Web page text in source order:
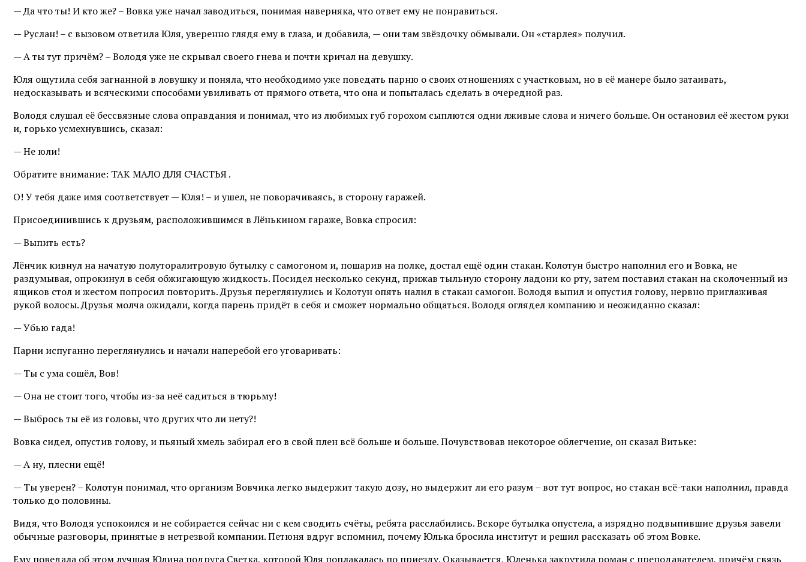
— Да что ты! И кто же? – Вовка уже начал заводиться, понимая наверняка, что ответ ему не понравиться.
— Руслан! – с вызовом ответила Юля, уверенно глядя ему в глаза, и добавила, — они там звёздочку обмывали. Он «старлея» получил.
— А ты тут причём? – Володя уже не скрывал своего гнева и почти кричал на девушку.
Юля ощутила себя загнанной в ловушку и поняла, что необходимо уже поведать парню о своих отношениях с участковым, но в её манере было затаивать,
недосказывать и всяческими способами увиливать от прямого ответа, что она и попыталась сделать в очередной раз.
Володя слушал её бессвязные слова оправдания и понимал, что из любимых губ горохом сыплются одни лживые слова и ничего больше. Он остановил её жестом руки
и, горько усмехнувшись, сказал:
— Не юли!
Обратите внимание: ТАК МАЛО ДЛЯ СЧАСТЬЯ .
О! У тебя даже имя соответствует — Юля! – и ушел, не поворачиваясь, в сторону гаражей.
Присоединившись к друзьям, расположившимся в Лёнькином гараже, Вовка спросил:
— Выпить есть?
Лёнчик кивнул на начатую полуторалитровую бутылку с самогоном и, пошарив на полке, достал ещё один стакан. Колотун быстро наполнил его и Вовка, не
раздумывая, опрокинул в себя обжигающую жидкость. Посидел несколько секунд, прижав тыльную сторону ладони ко рту, затем поставил стакан на сколоченный из
ящиков стол и жестом попросил повторить. Друзья переглянулись и Колотун опять налил в стакан самогон. Володя выпил и опустил голову, нервно приглаживая
рукой волосы. Друзья молча ожидали, когда парень придёт в себя и сможет нормально общаться. Володя оглядел компанию и неожиданно сказал:
— Убью гада!
Парни испуганно переглянулись и начали наперебой его уговаривать:
— Ты с ума сошёл, Вов!
— Она не стоит того, чтобы из-за неё садиться в тюрьму!
— Выбрось ты её из головы, что других что ли нету?!
Вовка сидел, опустив голову, и пьяный хмель забирал его в свой плен всё больше и больше. Почувствовав некоторое облегчение, он сказал Витьке:
— А ну, плесни ещё!
— Ты уверен? – Колотун понимал, что организм Вовчика легко выдержит такую дозу, но выдержит ли его разум – вот тут вопрос, но стакан всё-таки наполнил, правда
только до половины.
Видя, что Володя успокоился и не собирается сейчас ни с кем сводить счёты, ребята расслабились. Вскоре бутылка опустела, а изрядно подвыпившие друзья завели
обычные разговоры, принятые в нетрезвой компании. Петюня вдруг вспомнил, почему Юлька бросила институт и решил рассказать об этом Вовке.
Ему поведала об этом лучшая Юлина подруга Светка, которой Юля поплакалась по приезду. Оказывается, Юленька закрутила роман с преподавателем, причём связь